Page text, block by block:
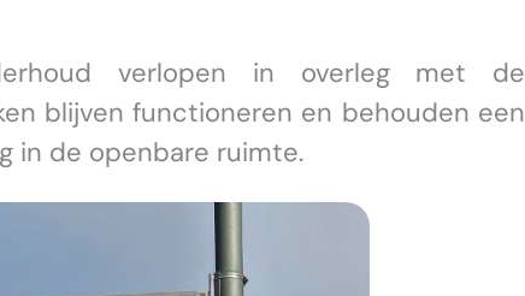
verlopen in overleg met de
blijven functioneren en behouden een
in de openbare ruimte.